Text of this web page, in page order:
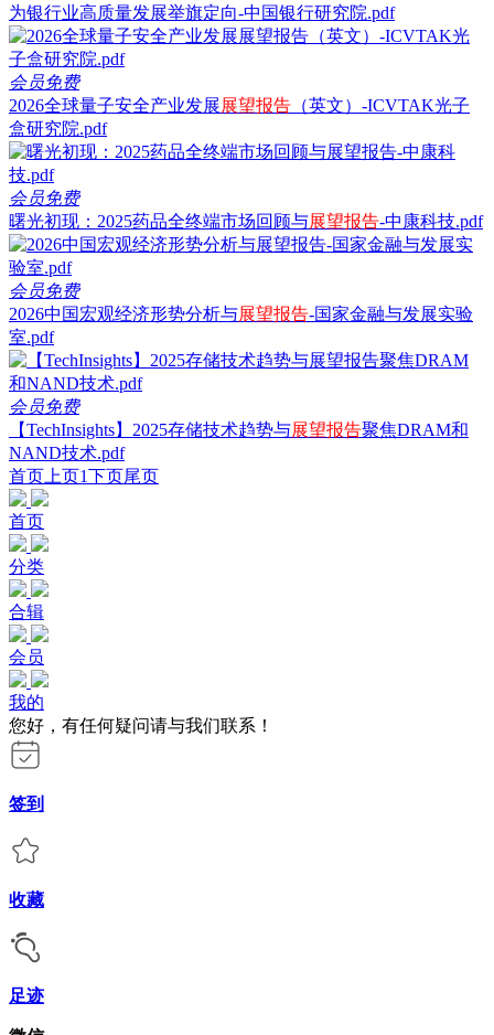
为银行业高质量发展举旗定向-中国银行研究院.pdf
会员免费
2026全球量子安全产业发展展望报告 （英文）-ICVTAK光子
盒研究院.pdf
会员免费
曙光初现：2025药品全终端市场回顾与展望报告-中康科技.pdf
会员免费
2026中国宏观经济形势分析与展望报告-国家金融与发展实验
室.pdf
会员免费
【TechInsights】2025存储技术趋势与展望报告聚焦DRAM和
NAND技术.pdf
首页 上页1下页尾页
首页
分类
合辑
会员
我的
您好，有任何疑问请与我们联系！
签到
收藏
足迹